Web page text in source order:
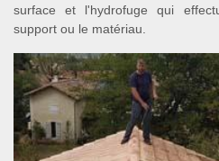
surface et l'hydrofuge qui
support ou le matériau.